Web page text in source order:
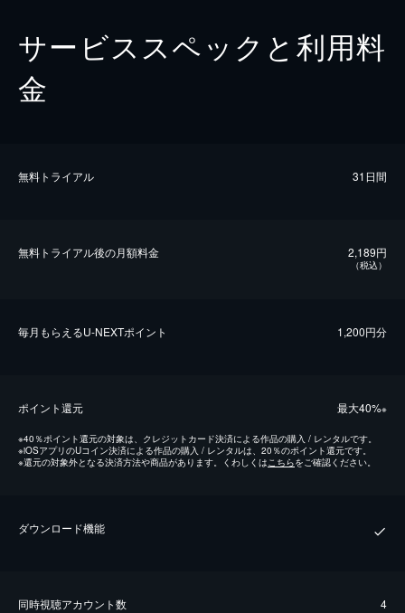
サービススペックと利用料
金
無料トライアル 31日間
無料トライアル後の⽉額料金 2,189円
（税込）
毎⽉もらえるU-NEXTポイント 1,200円分
ポイント還元 最⼤40%※
※40％ポイント還元の対象は、クレジットカード決済による作品の購入 / レンタルです。
※iOSアプリのUコイン決済による作品の購入 / レンタルは、20％のポイント還元です。
※還元の対象外となる決済方法や商品があります。くわしくはこちらをご確認ください。
ダウンロード機能
同時視聴アカウント数 4